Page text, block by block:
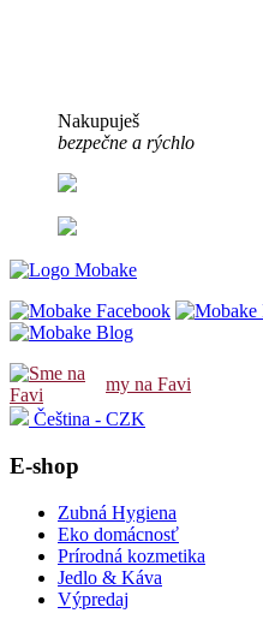
Nakupuješ
bezpečne a rýchlo
my na Favi
Čeština - CZK
E-shop
Zubná Hygiena
Eko domácnosť
Prírodná kozmetika
Jedlo & Káva
Výpredaj